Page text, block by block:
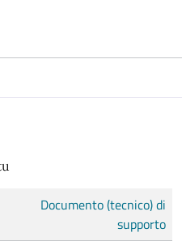
Documento (tecnico) di
supporto